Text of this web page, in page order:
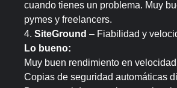
cuando tienes un problema. Muy
pymes y freelancers.
4. SiteGround – Fiabilidad y
Lo bueno:
Muy buen rendimiento en
Copias de seguridad automáticas